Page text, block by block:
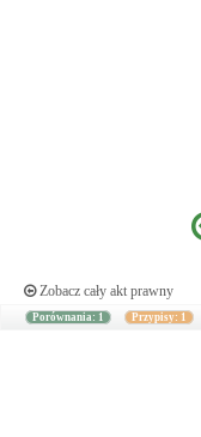
Zobacz cały akt prawny
Porównania: 1 Przypisy: 1